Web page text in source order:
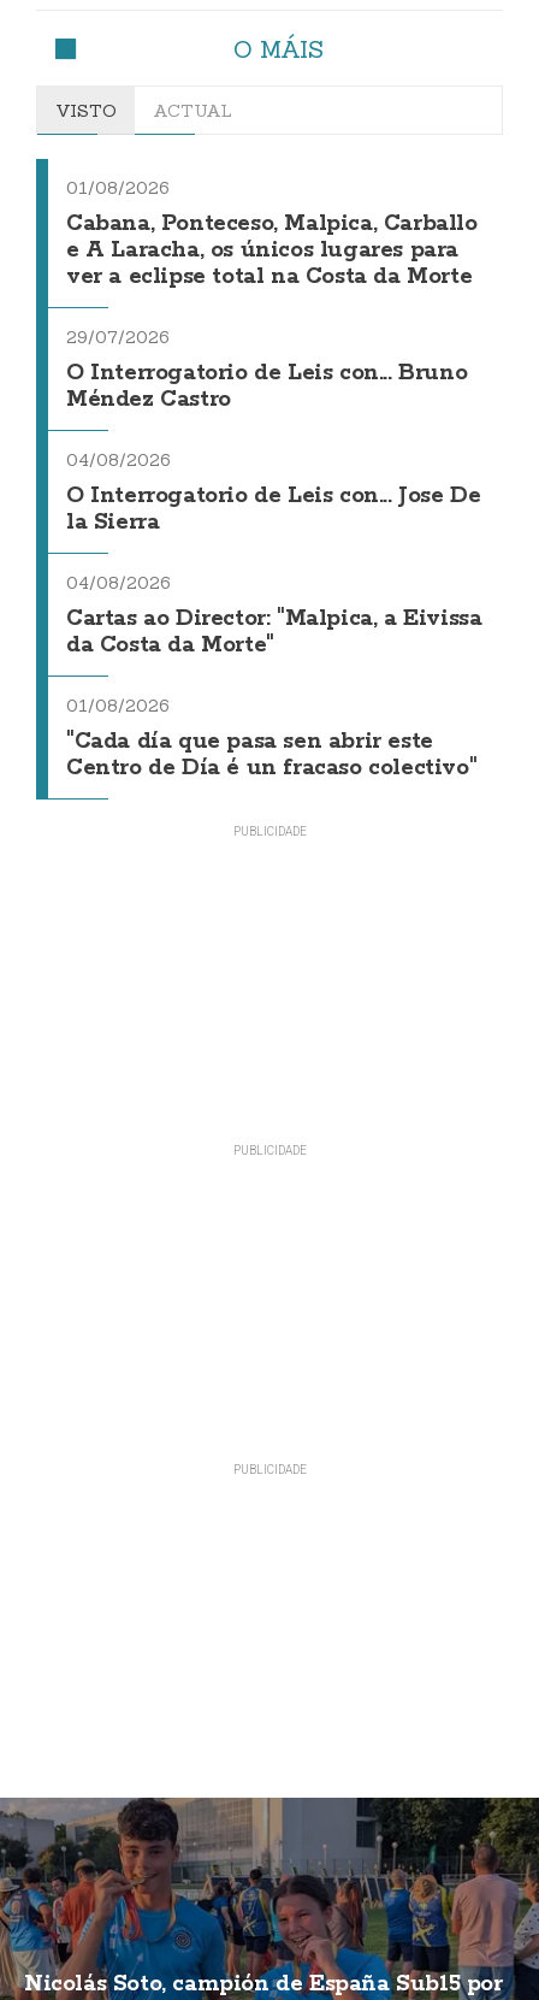
O MÁIS
VISTO ACTUAL
01/08/2026
Cabana, Ponteceso, Malpica, Carballo
e A Laracha, os únicos lugares para
ver a eclipse total na Costa da Morte
29/07/2026
O Interrogatorio de Leis con... Bruno
Méndez Castro
04/08/2026
O Interrogatorio de Leis con... Jose De
la Sierra
04/08/2026
Cartas ao Director: "Malpica, a Eivissa
da Costa da Morte"
01/08/2026
"Cada día que pasa sen abrir este
Centro de Día é un fracaso colectivo"
Nicolás Soto, campión de España Sub15 por